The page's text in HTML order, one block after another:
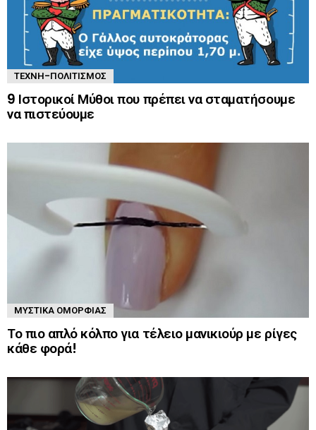
ΤΈΧΝΗ-ΠΟΛΙΤΙΣΜΌΣ
9 Ιστορικοί Μύθοι που πρέπει να σταματήσουμε
να πιστεύουμε
ΜΥΣΤΙΚΆ ΟΜΟΡΦΙΆΣ
Το πιο απλό κόλπο για τέλειο μανικιούρ με ρίγες
κάθε φορά!